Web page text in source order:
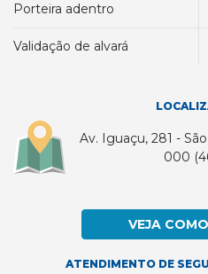
porteira adentro
validação de alvará
Av. Iguaçu, 281 -
000
VEJA
ATENDIMENTO DE